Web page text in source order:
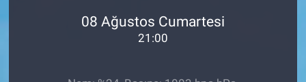
08 Ağustos Cumartesi
21:00